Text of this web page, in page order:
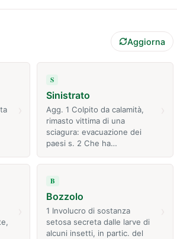
Aggiorna
S
Sinistrato
Agg. 1 Colpito da calamità,
rimasto vittima di una
sciagura: evacuazione dei
paesi s. 2 Che ha…
B
Bozzolo
1 Involucro di sostanza
setosa secreta dalle larve di
alcuni insetti, in partic. del